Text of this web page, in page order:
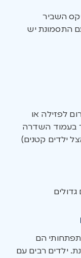
השביר
התסמונת יש
לפזילה או
בעמוד השדרה
ילדים קטנים)
הם
ילדים רבים עם